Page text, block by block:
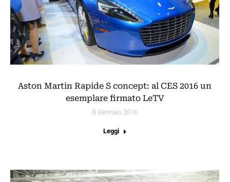
Aston Martin Rapide S concept: al CES 2016 un
esemplare firmato LeTV
8 Gennaio 2016
Leggi